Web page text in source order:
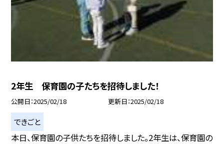
2年生 保育園の子たちを招待しました！
公開日 2025/02/18 更新日 2025/02/18
できごと
本日、保育園の子供たちを招待しました。2年生は、保育園の